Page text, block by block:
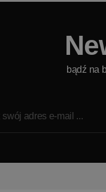
bądź na